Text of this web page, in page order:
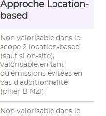
Approche Location-
based
Non valorisable dans le
scope 2 location-based
(sauf si on-site),
valorisable en tant
qu’émissions évitées en
cas d’additionnalité
(pilier B NZI)
Non valorisable dans le